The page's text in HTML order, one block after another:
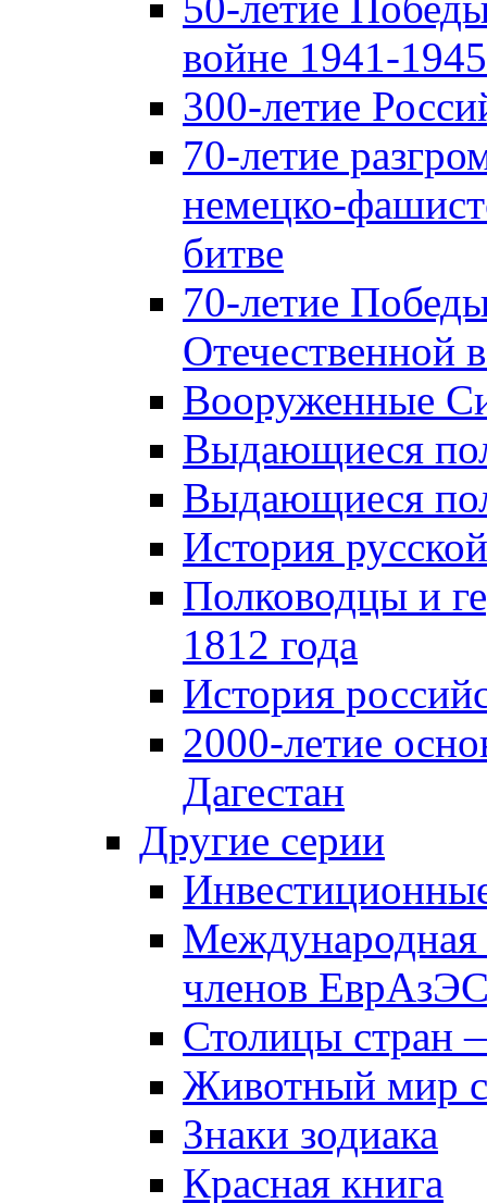
войне 1941-1945
300-летие
70-летие
немецко-
битве
70-летие
Отечественной
Вооруженные
Выдающиеся
Выдающиеся
История
Полководцы и
1812 года
История
2000-летие
Дагестан
Другие серии
Международная
членов
Столицы стран
Животный мир
Знаки зодиака
Красная книга